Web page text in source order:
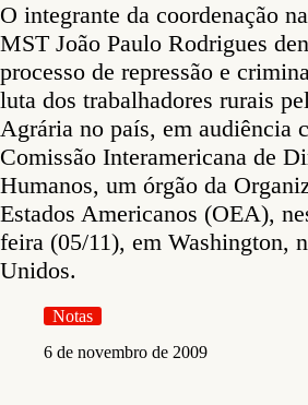
O integrante da coordenação
MST João Paulo Rodrigues
processo de repressão e
luta dos trabalhadores rurais
Agrária no país, em audiência
Comissão Interamericana de
Humanos, um órgão da
Estados Americanos (OEA),
feira (05/11), em Washington,
Unidos.
Notas
6 de novembro de 2009